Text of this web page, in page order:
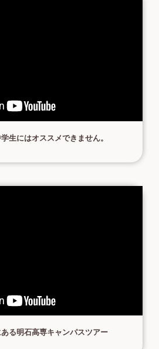
生にはオススメできません。
る明石高専キャンパスツアー